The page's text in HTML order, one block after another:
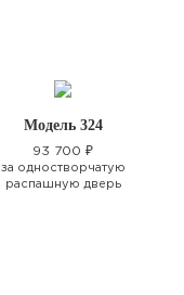
Модель 324
93 700 ₽
за одностворчатую
распашную дверь